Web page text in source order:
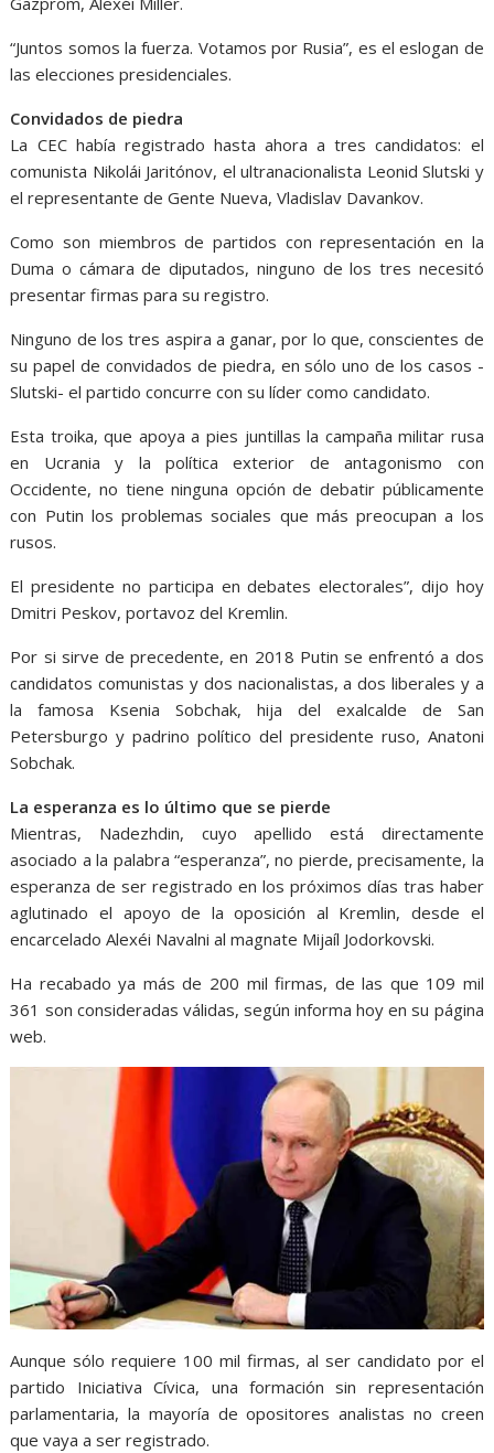
“Juntos somos la fuerza. Votamos por Rusia”, es el eslogan de
las elecciones presidenciales.
Convidados de piedra
La CEC había registrado hasta ahora a tres candidatos: el
comunista Nikolái Jaritónov, el ultranacionalista Leonid Slutski y
el representante de Gente Nueva, Vladislav Davankov.
Como son miembros de partidos con representación en la
Duma o cámara de diputados, ninguno de los tres necesitó
presentar firmas para su registro.
Ninguno de los tres aspira a ganar, por lo que, conscientes de
su papel de convidados de piedra, en sólo uno de los casos -
Slutski- el partido concurre con su líder como candidato.
Esta troika, que apoya a pies juntillas la campaña militar rusa
en Ucrania y la política exterior de antagonismo con
Occidente, no tiene ninguna opción de debatir públicamente
con Putin los problemas sociales que más preocupan a los
rusos.
El presidente no participa en debates electorales”, dijo hoy
Dmitri Peskov, portavoz del Kremlin.
Por si sirve de precedente, en 2018 Putin se enfrentó a dos
candidatos comunistas y dos nacionalistas, a dos liberales y a
la famosa Ksenia Sobchak, hija del exalcalde de San
Petersburgo y padrino político del presidente ruso, Anatoni
Sobchak.
La esperanza es lo último que se pierde
Mientras, Nadezhdin, cuyo apellido está directamente
asociado a la palabra “esperanza”, no pierde, precisamente, la
esperanza de ser registrado en los próximos días tras haber
aglutinado el apoyo de la oposición al Kremlin, desde el
encarcelado Alexéi Navalni al magnate Mijaíl Jodorkovski.
Ha recabado ya más de 200 mil firmas, de las que 109 mil
361 son consideradas válidas, según informa hoy en su página
web.
Aunque sólo requiere 100 mil firmas, al ser candidato por el
partido Iniciativa Cívica, una formación sin representación
parlamentaria, la mayoría de opositores analistas no creen
que vaya a ser registrado.